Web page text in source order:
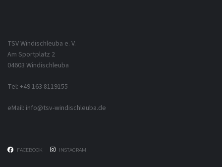
TSV Windischleuba e. V.
Am Sportplatz 2
04603 Windischleuba
Tel: +49 163 8119155
eMail: info@tsv-windischleuba.de
FACEBOOK INSTAGRAM